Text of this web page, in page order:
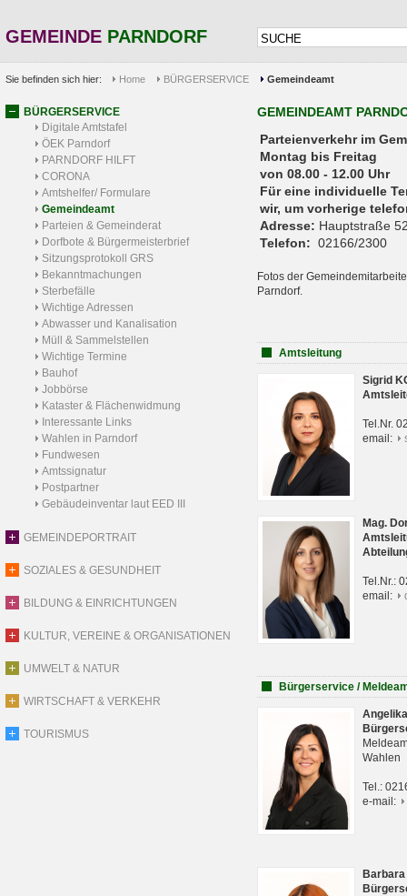
GEMEINDE PARNDORF
Sie befinden sich hier: Home BÜRGERSERVICE Gemeindeamt
BÜRGERSERVICE
Digitale Amtstafel
ÖEK Parndorf
PARNDORF HILFT
CORONA
Amtshelfer/ Formulare
Gemeindeamt
Parteien & Gemeinderat
Dorfbote & Bürgermeisterbrief
Sitzungsprotokoll GRS
Bekanntmachungen
Sterbefälle
Wichtige Adressen
Abwasser und Kanalisation
Müll & Sammelstellen
Wichtige Termine
Bauhof
Jobbörse
Kataster & Flächenwidmung
Interessante Links
Wahlen in Parndorf
Fundwesen
Amtssignatur
Postpartner
Gebäudeinventar laut EED III
GEMEINDEPORTRAIT
SOZIALES & GESUNDHEIT
BILDUNG & EINRICHTUNGEN
KULTUR, VEREINE & ORGANISATIONEN
UMWELT & NATUR
WIRTSCHAFT & VERKEHR
TOURISMUS
GEMEINDEAMT
Parteienverkehr
Montag bis Freitag
von 08.00 - 12.00 Uhr
Für eine individuelle
wir, um vorherige
Adresse: Hauptstraße
Telefon: 02166/2300
Fotos der
Parndorf.
Amtsleitung
Sigrid
Tel.Nr.
email:
Mag.
Tel.Nr.:
email:
Bürgerservice /
Wahlen
Tel.:
e-mail: